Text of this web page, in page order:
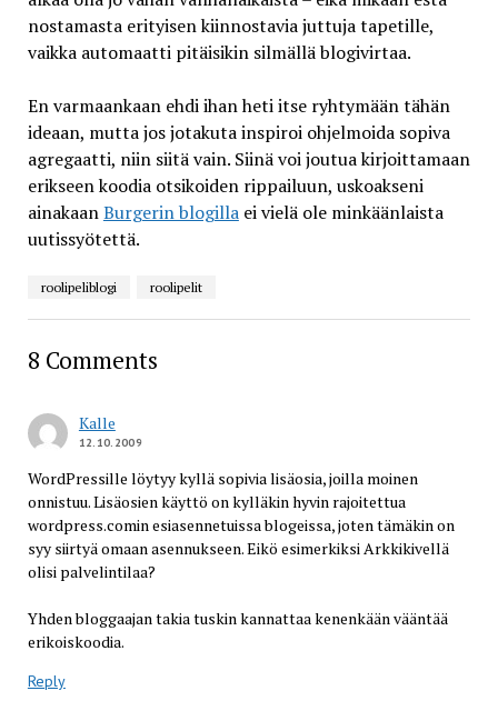
nostamasta erityisen kiinnostavia juttuja tapetille,
vaikka automaatti pitäisikin silmällä blogivirtaa.
En varmaankaan ehdi ihan heti itse ryhtymään tähän
ideaan, mutta jos jotakuta inspiroi ohjelmoida sopiva
agregaatti, niin siitä vain. Siinä voi joutua kirjoittamaan
erikseen koodia otsikoiden rippailuun, uskoakseni
ainakaanBurgerin blogillaei vielä ole minkäänlaista
uutissyötettä.
roolipeliblogi roolipelit
8 Comments
Kalle
12.10.2009
WordPressille löytyy kyllä sopivia lisäosia, joilla moinen
onnistuu. Lisäosien käyttö on kylläkin hyvin rajoitettua
wordpress.comin esiasennetuissa blogeissa, joten tämäkin on
syy siirtyä omaan asennukseen. Eikö esimerkiksi Arkkikivellä
olisi palvelintilaa?
Yhden bloggaajan takia tuskin kannattaa kenenkään vääntää
erikoiskoodia.
Reply